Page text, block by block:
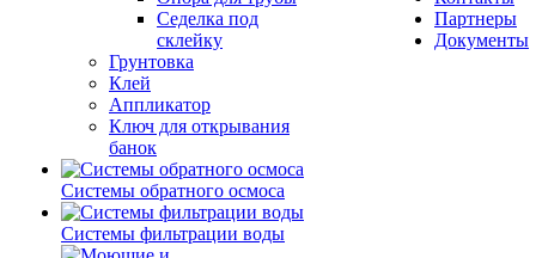
Седелка под
склейку
Грунтовка
Клей
Аппликатор
Ключ для открывания
банок
Системы обратного осмоса
Системы фильтрации воды
Партнеры
Документы